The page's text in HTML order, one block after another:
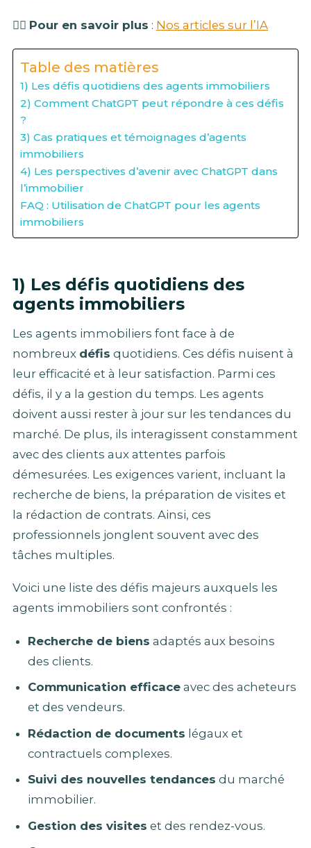
👉🏻 Pour en savoir plus : Nos articles sur l’IA
Table des matières
1) Les défis quotidiens des agents immobiliers
2) Comment ChatGPT peut répondre à ces défis
?
3) Cas pratiques et témoignages d’agents
immobiliers
4) Les perspectives d’avenir avec ChatGPT dans
l’immobilier
FAQ : Utilisation de ChatGPT pour les agents
immobiliers
1) Les défis quotidiens des
agents immobiliers
Les agents immobiliers font face à de
nombreux défis quotidiens. Ces défis nuisent à
leur efficacité et à leur satisfaction. Parmi ces
défis, il y a la gestion du temps. Les agents
doivent aussi rester à jour sur les tendances du
marché. De plus, ils interagissent constamment
avec des clients aux attentes parfois
démesurées. Les exigences varient, incluant la
recherche de biens, la préparation de visites et
la rédaction de contrats. Ainsi, ces
professionnels jonglent souvent avec des
tâches multiples.
Voici une liste des défis majeurs auxquels les
agents immobiliers sont confrontés :
Recherche de biens adaptés aux besoins
des clients.
Communication efficaceavec des acheteurs
et des vendeurs.
Rédaction de documents légaux et
contractuels complexes.
Suivi des nouvelles tendances du marché
immobilier.
Gestion des visites et des rendez-vous.